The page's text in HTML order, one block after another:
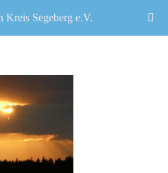
Kreis Segeberg e.V.